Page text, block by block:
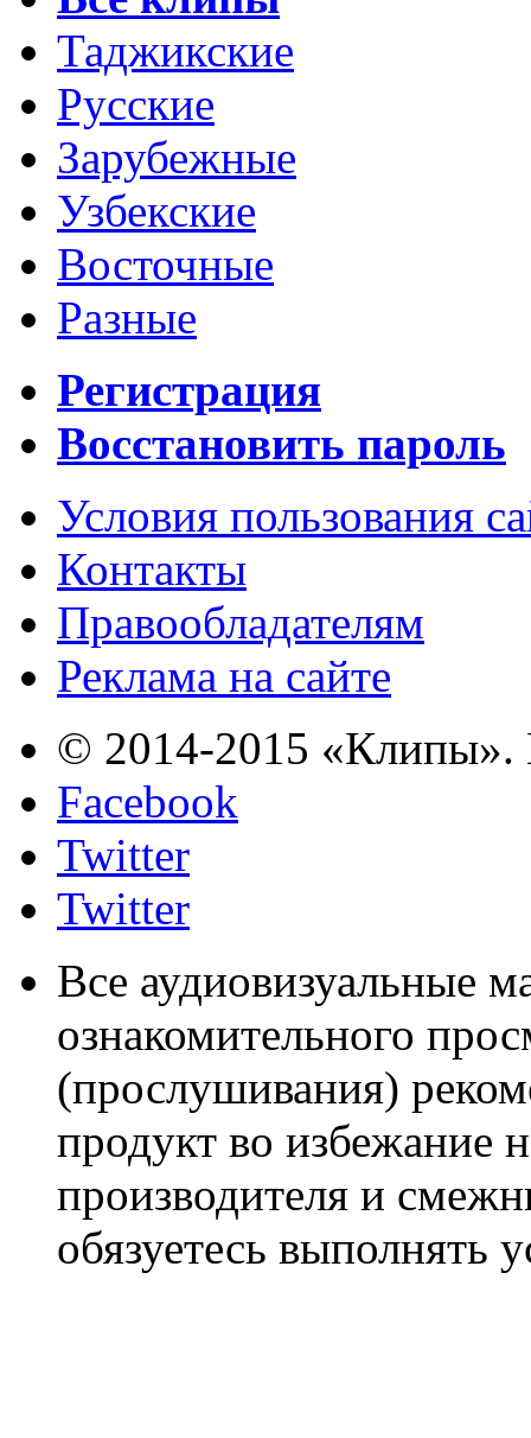
Таджикские
Русские
Зарубежные
Узбекские
Восточные
Разные
Регистрация
Восстановить пароль
Условия пользования
Контакты
Правообладателям
Реклама на сайте
© 2014-2015 «Клипы».
Facebook
Twitter
Twitter
Все аудиовизуальные
ознакомительного
(прослушивания)
продукт во избежание
производителя и
обязуетесь выполнять